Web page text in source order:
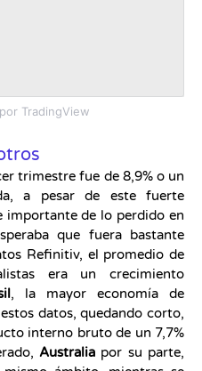
por TradingView
trimestre fue de 8,9% o un
a pesar de este fuerte
importante de lo perdido en
que fuera bastante
Refinitiv, el promedio de
era un crecimiento
, la mayor economía de
datos, quedando corto,
interno bruto de un 7,7%
Australiapor su parte,